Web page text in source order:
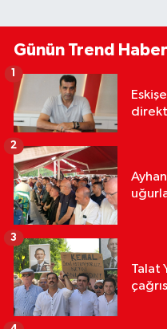
Günün Trend
2
Talat
3